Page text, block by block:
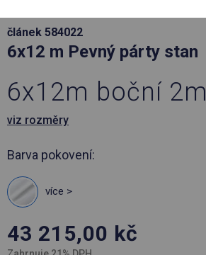
článek 584022
6x12 m Pevný párty stan
6x12m boční 2m
viz rozměry
Barva pokovení:
více >
43 215,00 kč